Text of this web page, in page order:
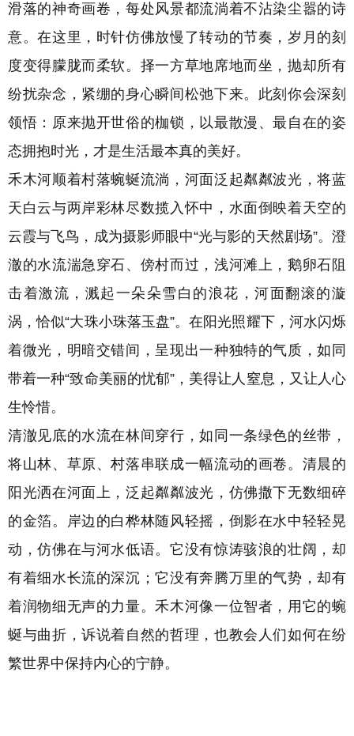
滑落的神奇画卷，每处风景都流淌着不沾染尘嚣的诗
意。在这里，时针仿佛放慢了转动的节奏，岁月的刻
度变得朦胧而柔软。择一方草地席地而坐，抛却所有
纷扰杂念，紧绷的身心瞬间松弛下来。此刻你会深刻
领悟：原来抛开世俗的枷锁，以最散漫、最自在的姿
态拥抱时光，才是生活最本真的美好。
禾木河顺着村落蜿蜒流淌， 河面泛起粼粼波光 ，将蓝
天白云与两岸彩林尽数揽入怀中，水面倒映着天空的
云霞与飞鸟，成为摄影师眼中“光与影的天然剧场”。澄
澈的水流湍急穿石、傍村而过，浅河滩上，鹅卵石阻
击着激流，溅起一朵朵雪白的浪花，河面翻滚的漩
涡，恰似“大珠小珠落玉盘”。在阳光照耀下，河水闪烁
着微光，明暗交错间，呈现出一种独特的气质，如同
带着一种“致命美丽的忧郁”，美得让人窒息，又让人心
生怜惜。
清澈见底的水流在林间穿行，如同一条绿色的丝带，
将山林、草原、村落串联成一幅流动的画卷。清晨的
阳光洒在河面上，泛起粼粼波光，仿佛撒下无数细碎
的金箔。岸边的白桦林随风轻摇，倒影在水中轻轻晃
动，仿佛在与河水低语。 它没有惊涛骇浪的壮阔，却
有着细水长流的深沉；它没有奔腾万里的气势，却有
着润物细无声的力量。禾木河像一位智者，用它的蜿
蜒与曲折，诉说着自然的哲理，也教会人们如何在纷
繁世界中保持内心的宁静。